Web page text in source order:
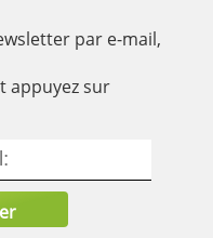
par e-mail,
appuyez sur